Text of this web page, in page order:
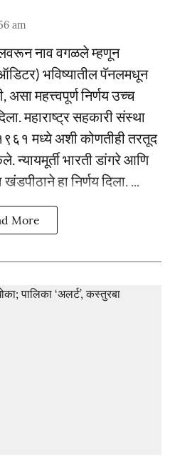
am
नाव वगळले म्हणून
भविष्यातील पॅनलमधून
महत्त्वपूर्ण निर्णय उच्च
महाराष्ट्र सहकारी संस्था
मध्ये अशी कोणतीही तरतूद
न्यायमूर्ती भारती डांगरे आणि
हा निर्णय दिला. ...
More